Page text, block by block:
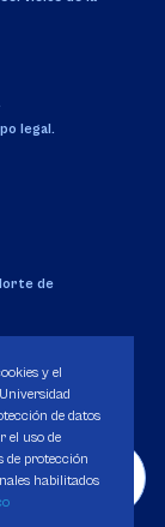
legal.
de
. y el
de datos
el uso de
de protección
habilitados